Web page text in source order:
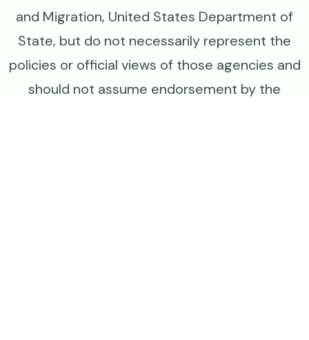
and Migration, United States Department of
State, but do not necessarily represent the
policies or official views of those agencies and
should not assume endorsement by the